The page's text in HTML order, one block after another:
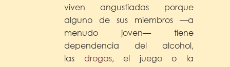
viven angustiadas porque
alguno de sus miembros —a
menudo joven— tiene
dependencia del alcohol,
las drogas, el juego o la